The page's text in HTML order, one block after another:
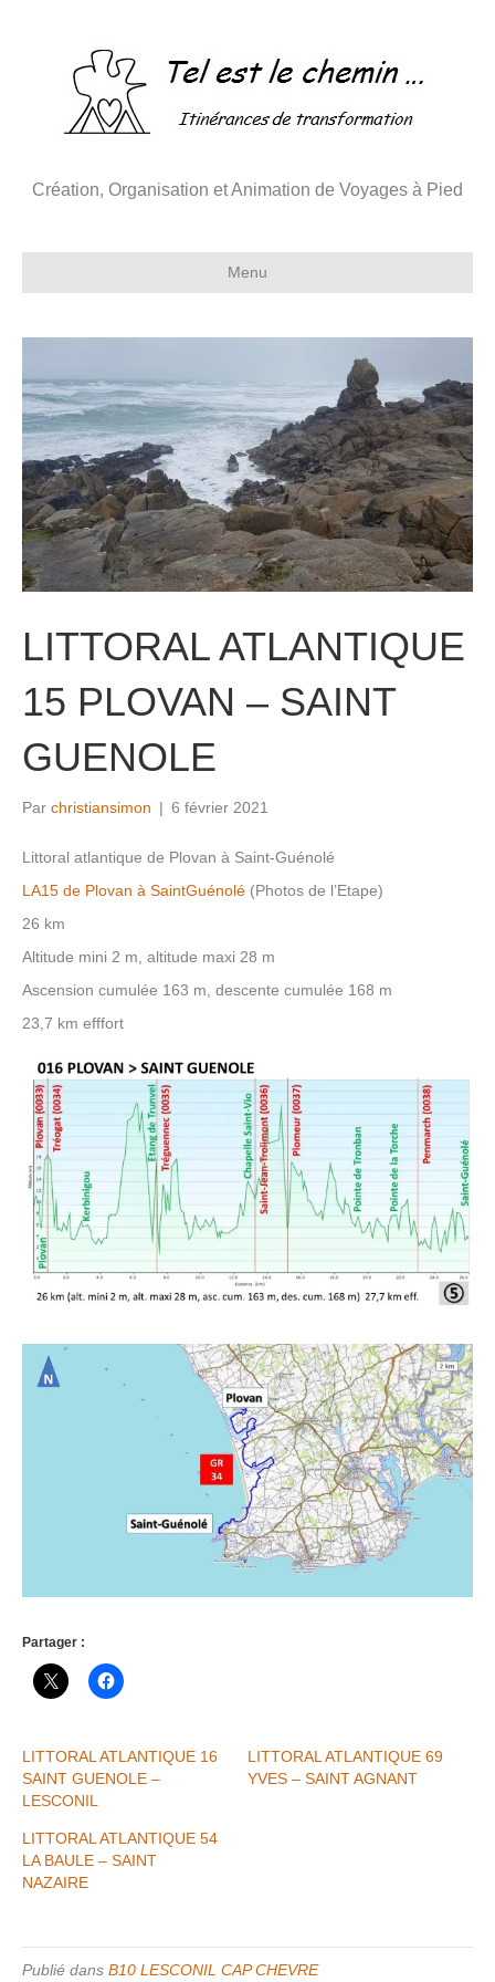
Création, Organisation et Animation de Voyages à Pied
Menu
LITTORAL ATLANTIQUE
15 PLOVAN – SAINT
GUENOLE
Par christiansimon | 6 février 2021
Littoral atlantique de Plovan à Saint-Guénolé
LA15 de Plovan à SaintGuénolé (Photos de l’Etape)
26 km
Altitude mini 2 m, altitude maxi 28 m
Ascension cumulée 163 m, descente cumulée 168 m
23,7 km efffort
Partager :
LITTORAL ATLANTIQUE 16
SAINT GUENOLE –
LESCONIL
LITTORAL ATLANTIQUE 69
YVES – SAINT AGNANT
LITTORAL ATLANTIQUE 54
LA BAULE – SAINT
NAZAIRE
Publié dans B10 LESCONIL CAP CHEVRE